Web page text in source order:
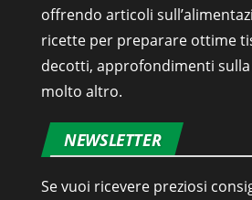
offrendo articoli
ricette per preparare ottime
decotti, approfondimenti
molto altro.
NEWSLETTER
Se vuoi ricevere preziosi